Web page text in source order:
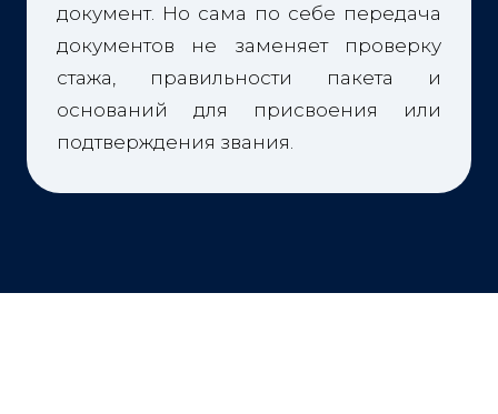
документ. Но сама по себе передача
документов не заменяет проверку
стажа, правильности пакета и
оснований для присвоения или
подтверждения звания.